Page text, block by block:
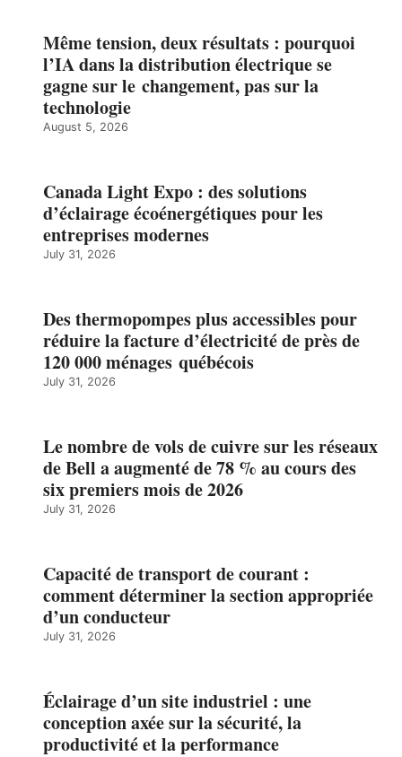
Même tension, deux résultats : pourquoi
l’IA dans la distribution électrique se
gagne sur le changement, pas sur la
technologie
August 5, 2026
Canada Light Expo : des solutions
d’éclairage écoénergétiques pour les
entreprises modernes
July 31, 2026
Des thermopompes plus accessibles pour
réduire la facture d’électricité de près de
120 000 ménages québécois
July 31, 2026
Le nombre de vols de cuivre sur les réseaux
de Bell a augmenté de 78 % au cours des
six premiers mois de 2026
July 31, 2026
Capacité de transport de courant :
comment déterminer la section appropriée
d’un conducteur
July 31, 2026
Éclairage d’un site industriel : une
conception axée sur la sécurité, la
productivité et la performance